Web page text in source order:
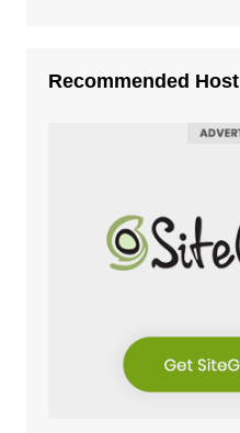
Recommended Host